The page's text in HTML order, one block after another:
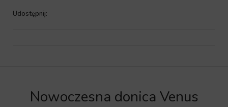
Udostępnij:
Nowoczesna donica Venus